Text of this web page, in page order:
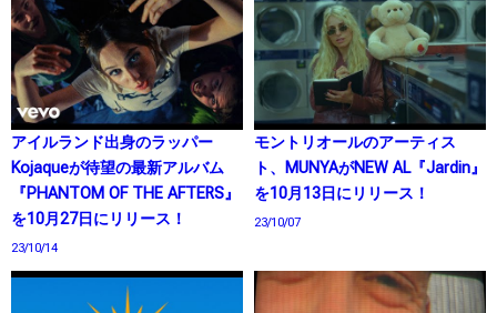
アイルランド出身のラッパー
Kojaqueが待望の最新アルバム
『PHANTOM OF THE AFTERS』
を10月27日にリリース！
23/10/14
モントリオールのアーティス
ト、MUNYAがNEW AL『Jardin』
を10月13日にリリース！
23/10/07